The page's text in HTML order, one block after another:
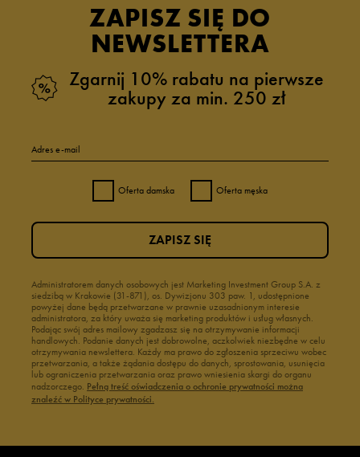
ZAPISZ SIĘ DO
NEWSLETTERA
Zgarnij 10% rabatu na pierwsze
zakupy za min. 250 zł
Adres e-mail
Oferta damska Oferta męska
Administratorem danych osobowych jest Marketing Investment Group S.A. z
siedzibą w Krakowie (31-871), os. Dywizjonu 303 paw. 1, udostępnione
powyżej dane będą przetwarzane w prawnie uzasadnionym interesie
administratora, za który uważa się marketing produktów i usług własnych.
Podając swój adres mailowy zgadzasz się na otrzymywanie informacji
handlowych. Podanie danych jest dobrowolne, aczkolwiek niezbędne w celu
otrzymywania newslettera. Każdy ma prawo do zgłoszenia sprzeciwu wobec
przetwarzania, a także żądania dostępu do danych, sprostowania, usunięcia
lub ograniczenia przetwarzania oraz prawo wniesienia skargi do organu
nadzorczego. Pełną treść oświadczenia o ochronie prywatności można
znaleźć w Polityce prywatności.
ZAPISZ SIĘ